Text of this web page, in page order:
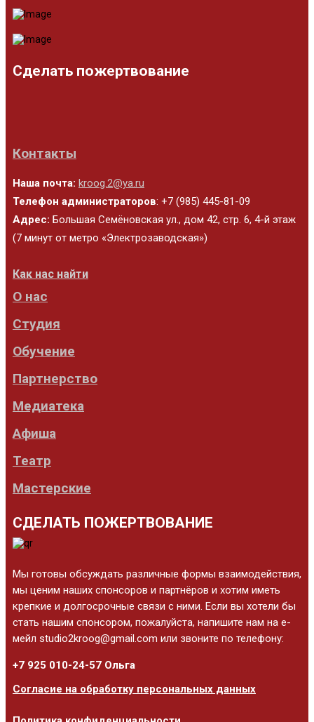
Сделать пожертвование
Контакты
Наша почта: kroog.2@ya.ru
Телефон администраторов: +7 (985) 445-81-09
Адрес: Большая Семёновская ул., дом 42, стр. 6, 4-й этаж
(7 минут от метро «Электрозаводская»)
Как нас найти
О нас
Студия
Обучение
Партнерство
Медиатека
Афиша
Театр
Мастерские
СДЕЛАТЬ ПОЖЕРТВОВАНИЕ
Мы готовы обсуждать различные формы взаимодействия,
мы ценим наших спонсоров и партнёров и хотим иметь
крепкие и долгосрочные связи с ними. Если вы хотели бы
стать нашим спонсором, пожалуйста, напишите нам на е-
мейл studio2kroog@gmail.com или звоните по телефону:
+7 925 010-24-57 Ольга
Согласие на обработку персональных данных